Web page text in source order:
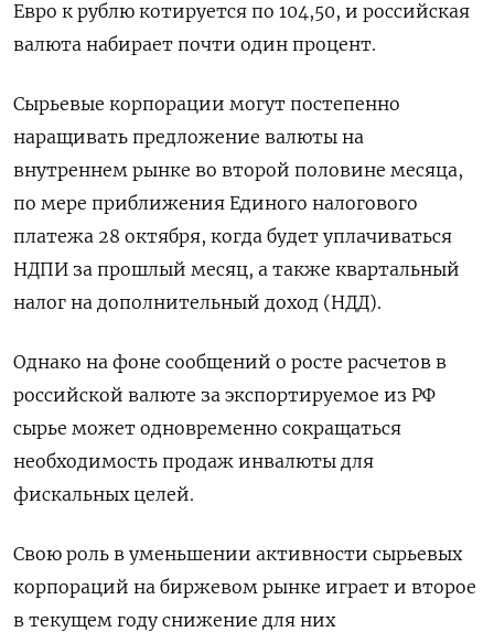
Евро к рублю котируется по 104,50, и российская
валюта набирает почти один процент.
Сырьевые корпорации могут постепенно
наращивать предложение валюты на
внутреннем рынке во второй половине месяца,
по мере приближения Единого налогового
платежа 28 октября, когда будет уплачиваться
НДПИ за прошлый месяц, а также квартальный
налог на дополнительный доход (НДД).
Однако на фоне сообщений о росте расчетов в
российской валюте за экспортируемое из РФ
сырье может одновременно сокращаться
необходимость продаж инвалюты для
фискальных целей.
Свою роль в уменьшении активности сырьевых
корпораций на биржевом рынке играет и второе
в текущем году снижение для них